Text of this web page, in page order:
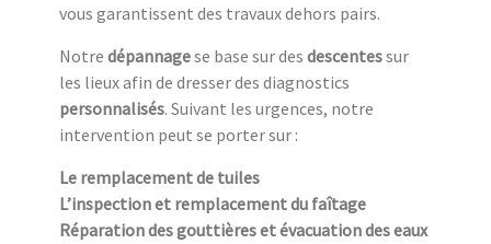
vous garantissent des travaux dehors pairs.
Notre dépannagese base sur des descentessur
les lieux afin de dresser des diagnostics
personnalisés. Suivant les urgences, notre
intervention peut se porter sur :
Le remplacement de tuiles
L’inspection et remplacement du faîtage
Réparation des gouttières et évacuation des eaux